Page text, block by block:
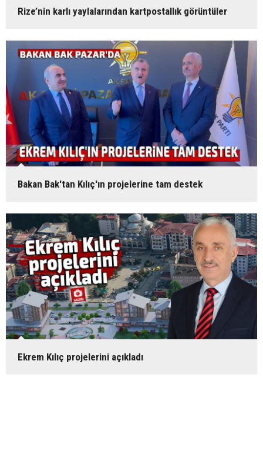
Rize’nin karlı yaylalarından kartpostallık görüntüler
Bakan Bak'tan Kılıç'ın projelerine tam destek
Ekrem Kılıç projelerini açıkladı